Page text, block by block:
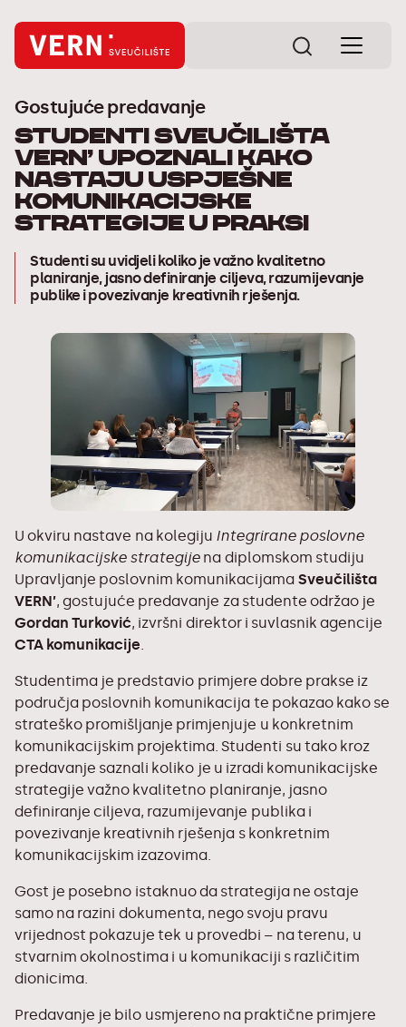
Gostujuće predavanje
Studenti Sveučilišta
VERN’ upoznali kako
nastaju uspješne
komunikacijske
strategije u praksi
Studenti su uvidjeli koliko je važno kvalitetno
planiranje, jasno definiranje ciljeva, razumijevanje
publike i povezivanje kreativnih rješenja.
U okviru nastave na kolegiju Integrirane poslovne
komunikacijske strategije na diplomskom studiju
Upravljanje poslovnim komunikacijama Sveučilišta
VERN’, gostujuće predavanje za studente održao je
Gordan Turković, izvršni direktor i suvlasnik agencije
CTA komunikacije.
Studentima je predstavio primjere dobre prakse iz
područja poslovnih komunikacija te pokazao kako se
strateško promišljanje primjenjuje u konkretnim
komunikacijskim projektima. Studenti su tako kroz
predavanje saznali koliko je u izradi komunikacijske
strategije važno kvalitetno planiranje, jasno
definiranje ciljeva, razumijevanje publika i
povezivanje kreativnih rješenja s konkretnim
komunikacijskim izazovima.
Gost je posebno istaknuo da strategija ne ostaje
samo na razini dokumenta, nego svoju pravu
vrijednost pokazuje tek u provedbi – na terenu, u
stvarnim okolnostima i u komunikaciji s različitim
dionicima.
Predavanje je bilo usmjereno na praktične primjere